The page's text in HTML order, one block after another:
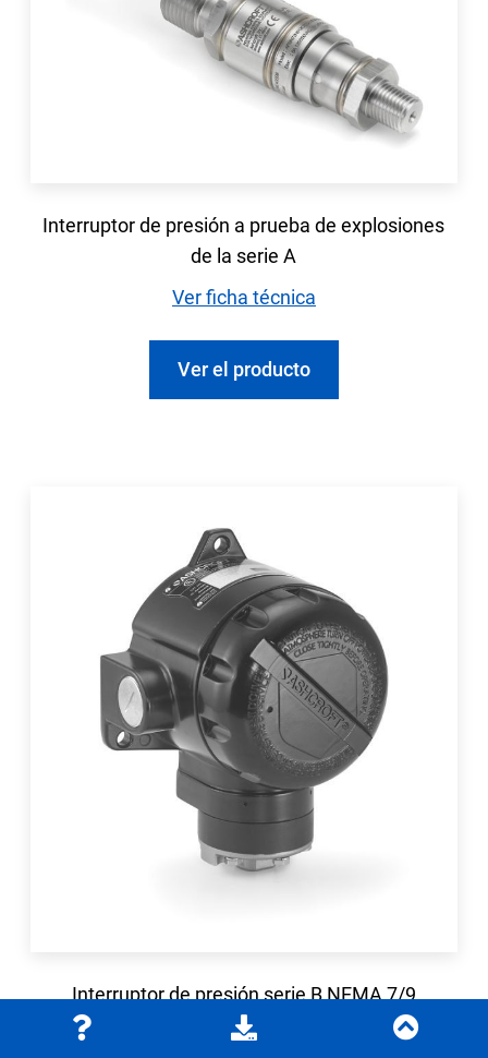
Interruptor de presión a prueba de explosiones
de la serie A
Ver ficha técnica
Ver el producto
Interruptor de presión serie B NEMA 7/9
a prueba de explosiones